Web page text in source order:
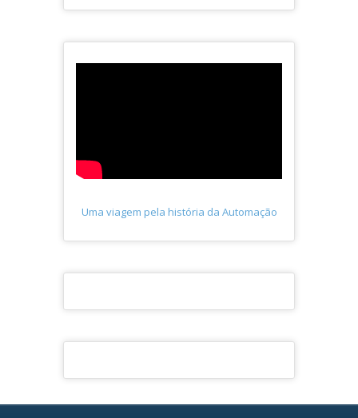
Uma viagem pela história da Automação